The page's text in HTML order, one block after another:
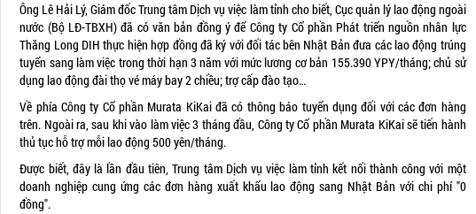
Ông Lê Hải Lý, Giám đốc Trung tâm Dịch vụ việc làm tỉnh cho biết, Cục quản lý lao động ngoài
nước (Bộ LĐ-TBXH) đã có văn bản đồng ý để Công ty Cổ phần Phát triển nguồn nhân lực
Thăng Long DIH thực hiện hợp đồng đã ký với đối tác bên Nhật Bản đưa các lao động trúng
tuyển sang làm việc trong thời hạn 3 năm với mức lương cơ bản 155.390 YPY/tháng; chủ sử
dụng lao động đài thọ vé máy bay 2 chiều; trợ cấp đào tạo…
Về phía Công ty Cổ phần Murata KiKai đã có thông báo tuyển dụng đối với các đơn hàng
trên. Ngoài ra, sau khi vào làm việc 3 tháng đầu, Công ty Cổ phần Murata KiKai sẽ tiến hành
thủ tục hỗ trợ mỗi lao động 500 yên/tháng.
Được biết, đây là lần đầu tiên, Trung tâm Dịch vụ việc làm tỉnh kết nối thành công với một
doanh nghiệp cung ứng các đơn hàng xuất khẩu lao động sang Nhật Bản với chi phí "0
đồng".